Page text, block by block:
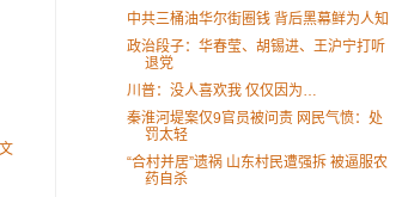
中共三桶油华尔街圈钱 背后黑幕鲜为人知
政治段子：华春莹、胡锡进、王沪宁打听
退党
川普：没人喜欢我 仅仅因为…
秦淮河堤案仅9官员被问责 网民气愤：处
罚太轻
“合村并居”遗祸 山东村民遭强拆 被逼服农
药自杀